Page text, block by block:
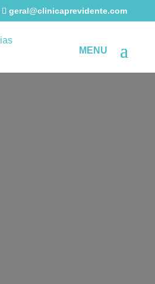
geral@clinicaprevidente.com